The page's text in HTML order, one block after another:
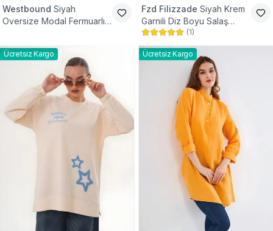
Westbound Siyah
Oversize Modal Fermuarlı
Fzd Filizzade Siyah Krem
Garnili Diz Boyu Salaş
Tunik
(1)
Ücretsiz Kargo Ücretsiz Kargo